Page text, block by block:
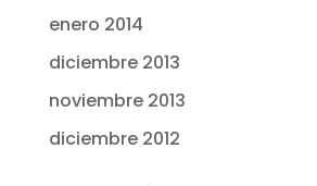
enero 2014
diciembre 2013
noviembre 2013
diciembre 2012